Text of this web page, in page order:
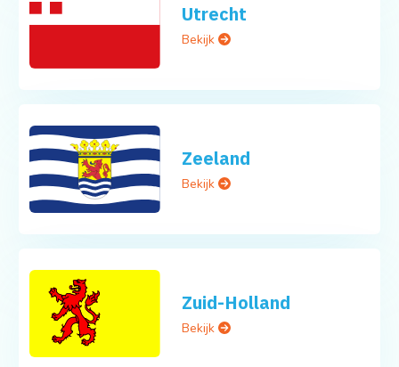
Utrecht
Bekijk
Zeeland
Bekijk
Zuid-Holland
Bekijk